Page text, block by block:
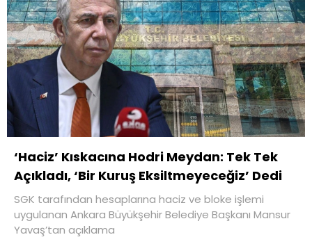
‘Haciz’ Kıskacına Hodri Meydan: Tek Tek
Açıkladı, ‘Bir Kuruş Eksiltmeyeceğiz’ Dedi
SGK tarafından hesaplarına haciz ve bloke işlemi
uygulanan Ankara Büyükşehir Belediye Başkanı Mansur
Yavaş’tan açıklama